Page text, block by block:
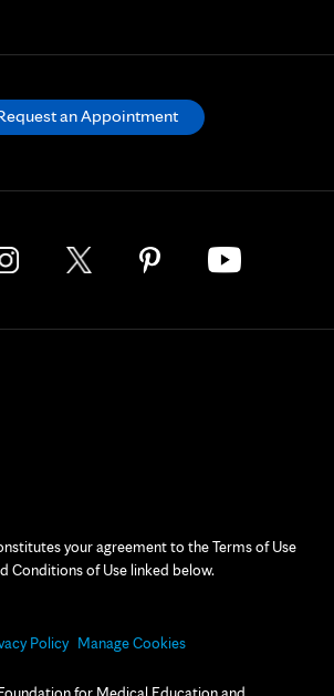
your agreement to the Terms of Use
Conditions of Use linked below.
Policy Manage Cookies
an Appointment